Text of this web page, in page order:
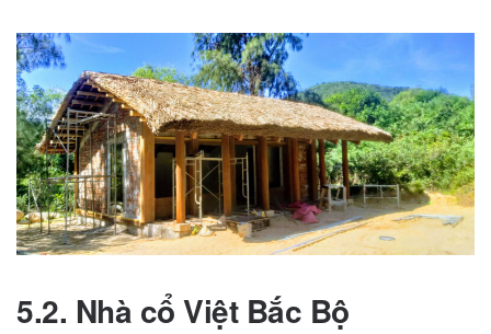
5.2. Nhà cổ Việt Bắc Bộ